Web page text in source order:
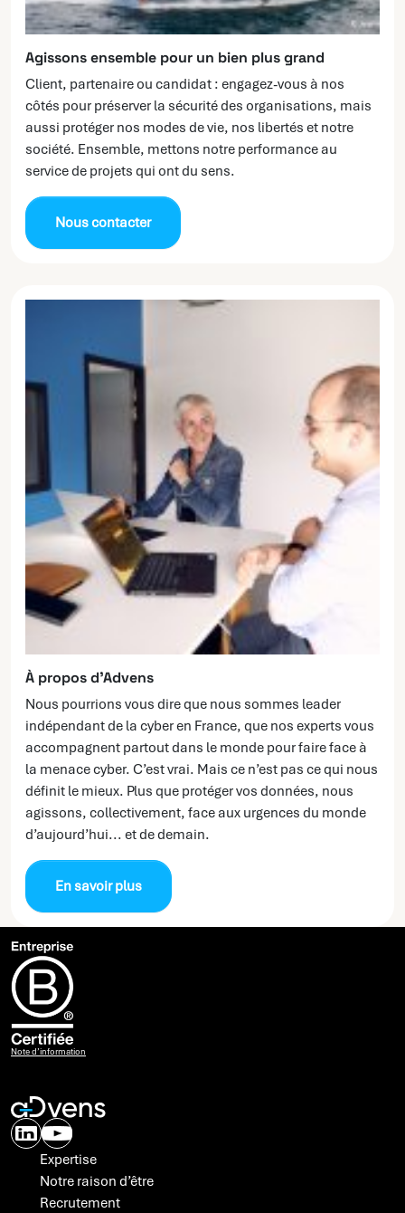
Agissons ensemble pour un bien plus grand
Client, partenaire ou candidat : engagez-vous à nos
côtés pour préserver la sécurité des organisations, mais
aussi protéger nos modes de vie, nos libertés et notre
société. Ensemble, mettons notre performance au
service de projets qui ont du sens.
Nous contacter
À propos d’Advens
Nous pourrions vous dire que nous sommes leader
indépendant de la cyber en France, que nos experts vous
accompagnent partout dans le monde pour faire face à
la menace cyber. C’est vrai. Mais ce n’est pas ce qui nous
définit le mieux. Plus que protéger vos données, nous
agissons, collectivement, face aux urgences du monde
d’aujourd’hui... et de demain.
En savoir plus
Note d’information
Expertise
Notre raison d’être
Recrutement